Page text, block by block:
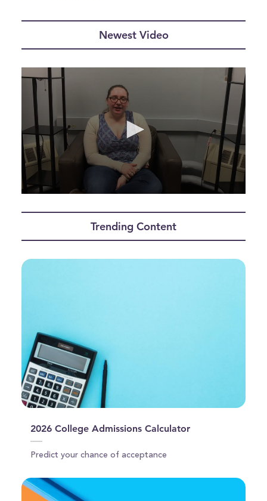
Newest Video
Trending Content
2026 College Admissions Calculator
Predict your chance of acceptance